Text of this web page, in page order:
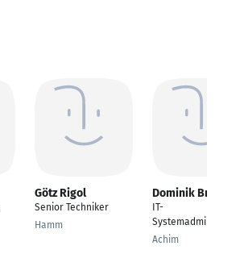
Götz Rigol
Senior Techniker
Hamm
Dominik Brandt
IT-
Systemadministrator
Achim